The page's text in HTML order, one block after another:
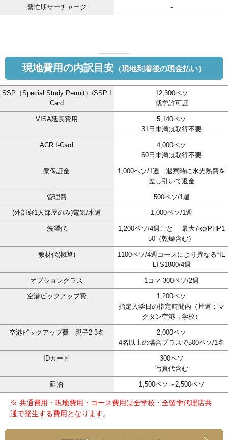
繁忙期サーチャージ -
現地費用の内訳目安 （現地到着後の現金払い）
SSP（Special Study Permit）/SSP I
Card
12,300ペソ
就学許可証
VISA延長費用
5,140ペソ
31日未満は取得不要
ACR I-Card
4,000ペソ
60日未満は取得不要
寮保証金
1,000ペソ/1週 退寮時に水光熱費を
差し引いて返金
管理費 500ペソ/1週
(外部寮1人部屋のみ)電気/水道 1,000ペソ/1週
洗濯代
1,200ペソ/4週ごと 最大7kg/PHP1
50（乾燥含む）
教材代(概算)
1100ペソ/4週コースにより異なる*IE
LTS1800/4週
オプションクラス 1コマ 300ペソ/2週
空港ピックアップ費
1,200ペソ
指定入学日の指定時間内（片道：マ
クタン空港→学校）
空港ピックアップ費 親子2-3名
2,000ペソ
4名以上の場合プラスで500ペソ/1名
IDカード
300ペソ
写真代含む
延泊 1,500ペソ～2,500ペソ
※ 共通費用・現地費用・コース費用は全学校・全留学代理店共
通で発生する費用となります。